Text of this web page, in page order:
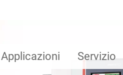
Applicazioni Servizio